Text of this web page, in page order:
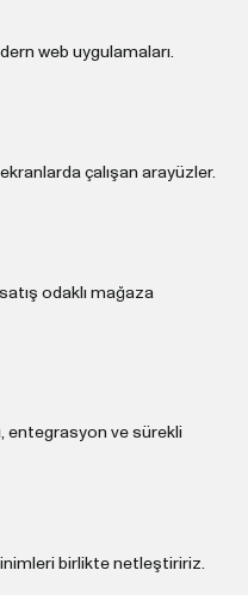
web uygulamaları.
çalışan arayüzler.
odaklı mağaza
entegrasyon ve sürekli
birlikte netleştiririz.